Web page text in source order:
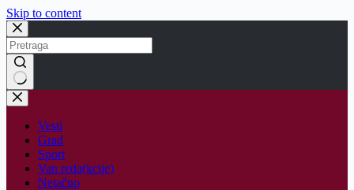
Skip to content
No
results
Vesti
Grad
Sport
Van reda(kcije)
Netačno